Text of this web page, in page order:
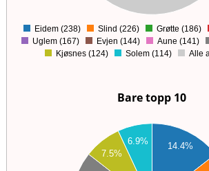
0
Eidem (238) Slind (226) Grøtte (186)
Uglem (167)
Evjen (144) Aune (141)
Kjøsnes (124)
Solem (114) Alle
Bare topp 10
14.4%
7.5%
6.9%